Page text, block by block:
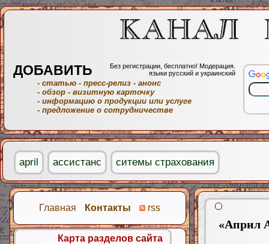
«Април
Главная Контакты rss
Карта разделов сайта
ДОБАВИТЬ
Без регистрации, бесплатно! Модерация.
языки русский и украинский
- статью - пресс-релиз - анонс
- обзор - визитную карточку
- информацию о продукции или услуге
- предложение о сотрудничестве
april ассистанс ситемы страхования